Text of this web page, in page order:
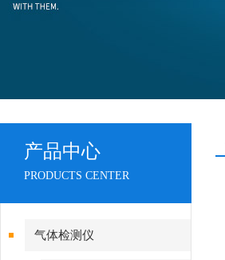
产品中心
PRODUCTS CENTER
气体检测仪